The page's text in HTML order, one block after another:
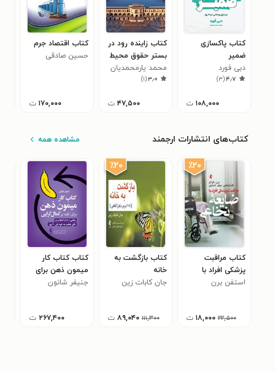
کتاب پاکسازی
ضمیر
دبی فورد
۴٫۷(۳)
۱۰۸,۰۰۰ ت
کتاب زاینده رود در
بستر حقوق محیط
زیست
محمد یارمحمدیان
۳٫۰(۱)
۴۷,۵۰۰ ت
کتاب اقتصاد جرم
حسین صادقی
۱۷۰,۰۰۰ ت
کتاب‌های انتشارات ارجمند مشاهده همه
٪۲۰
کتاب مراقبت
پزشکی افراد با
ضایعه نخاعی
استفن برن
۲۲,۵۰۰ ۱۸,۰۰۰ ت
٪۲۰
کتاب بازگشت به
خانه
جان کابات زین
۱۱۱,۳۰۰ ۸۹,۰۴۰ ت
کتاب کتاب کار
میمون ذهن برای
غلبه بر کمال گرایی
جنیفر شانون
۲۶۷,۴۰۰ ت